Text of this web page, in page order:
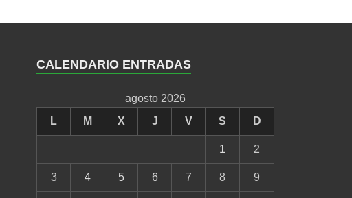
CALENDARIO ENTRADAS
agosto 2026
L
M X J V S D
1 2
3 4 5 6 7 8 9